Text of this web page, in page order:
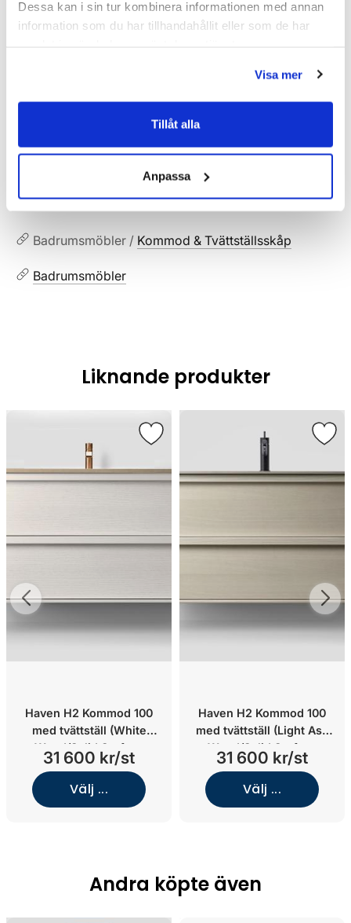
Dessa kan i sin tur kombinera informationen med annan
information som du har tillhandahållit eller som de har
Visa mer
Tillåt alla
Anpassa
Dokument
HAVEN-Skotselrad.pdf(287.02 KB)
Relaterade kategorier
Badrumsmöbler / Kommod & Tvättställsskåp
Badrumsmöbler
Liknande produkter
Haven H2 Kommod 100
med tvättställ (White
Wood/Solid Surface
Integrerat)
31 600 kr/st
Välj ...
Haven H2 Kommod 100
med tvättställ (Light Ash
Wood/Solid Surface
Integrerat)
31 600 kr/st
Välj ...
Andra köpte även